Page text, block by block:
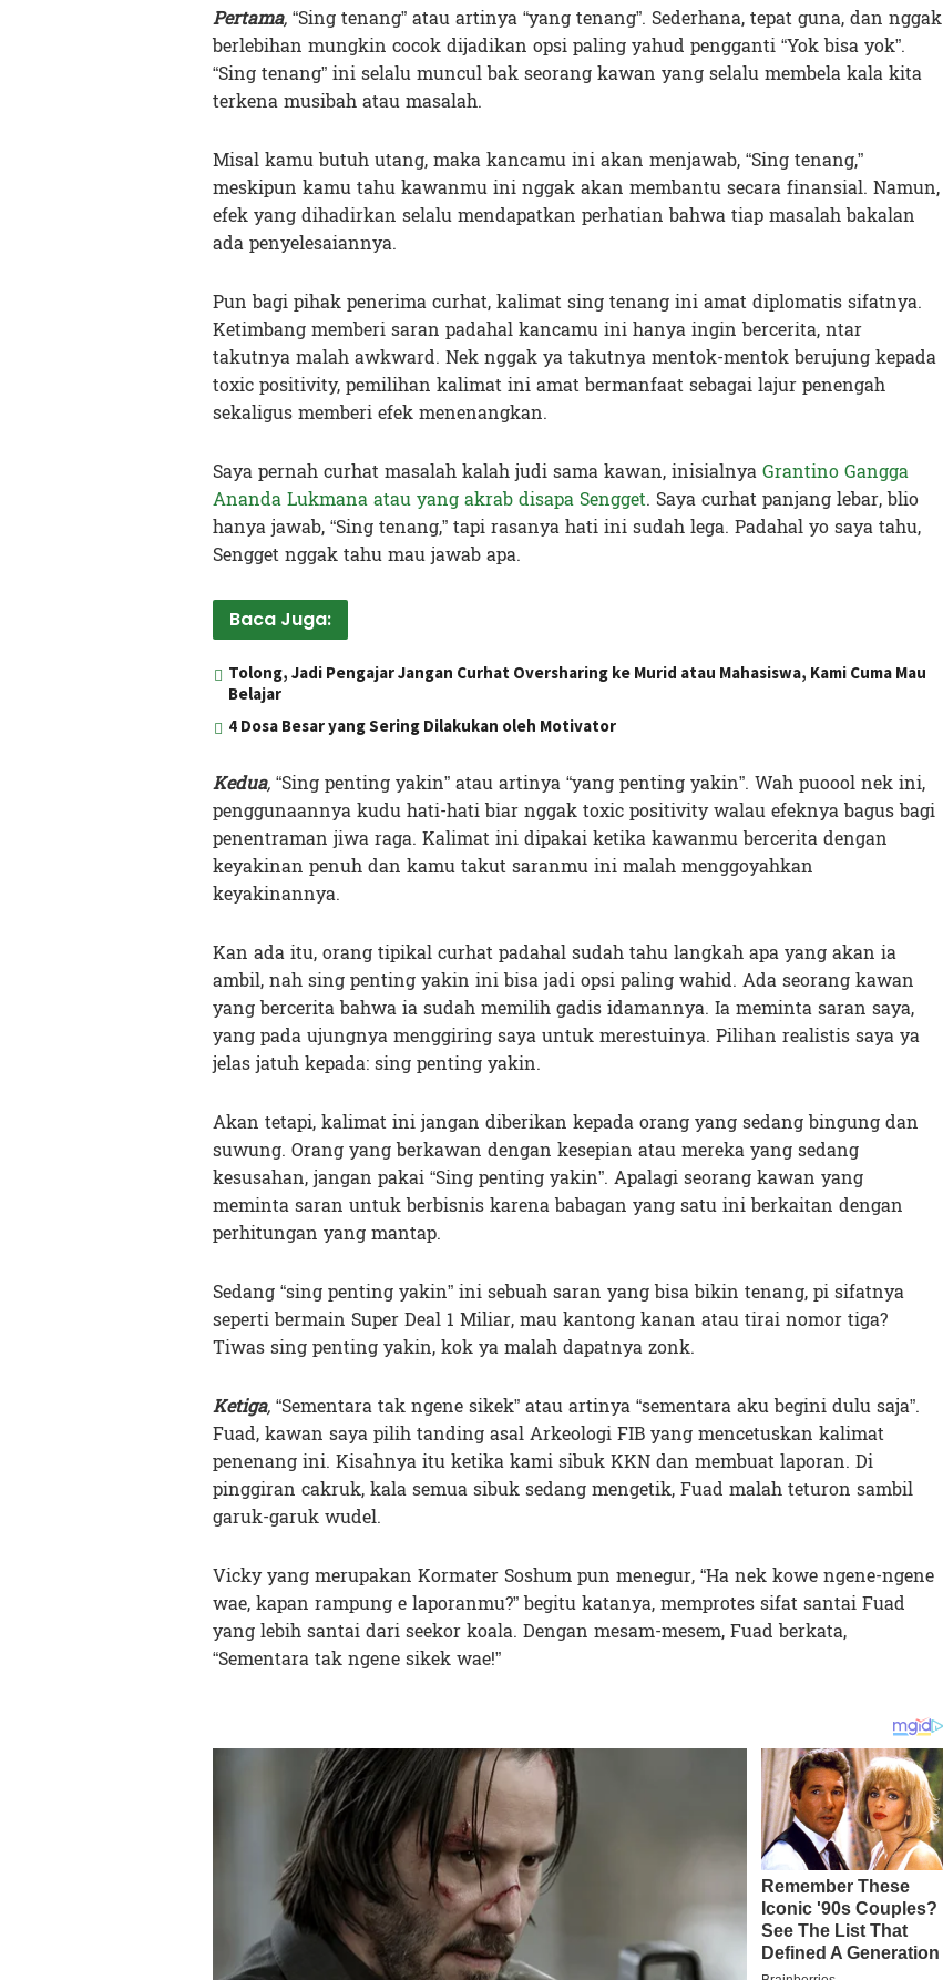
Pertama,“Sing tenang” atau artinya “yang tenang”. Sederhana, tepat guna, dan nggak
berlebihan mungkin cocok dijadikan opsi paling yahud pengganti “Yok bisa yok”.
“Sing tenang” ini selalu muncul bak seorang kawan yang selalu membela kala kita
terkena musibah atau masalah.
Misal kamu butuh utang, maka kancamu ini akan menjawab, “Sing tenang,”
meskipun kamu tahu kawanmu ini nggak akan membantu secara finansial. Namun,
efek yang dihadirkan selalu mendapatkan perhatian bahwa tiap masalah bakalan
ada penyelesaiannya.
Pun bagi pihak penerima curhat, kalimat sing tenang ini amat diplomatis sifatnya.
Ketimbang memberi saran padahal kancamu ini hanya ingin bercerita, ntar
takutnya malah awkward. Nek nggak ya takutnya mentok-mentok berujung kepada
toxic positivity, pemilihan kalimat ini amat bermanfaat sebagai lajur penengah
sekaligus memberi efek menenangkan.
Saya pernah curhat masalah kalah judi sama kawan, inisialnyaGrantino Gangga
Ananda Lukmana atau yang akrab disapa Sengget. Saya curhat panjang lebar, blio
hanya jawab, “Sing tenang,” tapi rasanya hati ini sudah lega. Padahal yo saya tahu,
Sengget nggak tahu mau jawab apa.
Baca Juga:
Tolong, Jadi Pengajar Jangan Curhat Oversharing ke Murid atau Mahasiswa, Kami Cuma Mau
Belajar
4 Dosa Besar yang Sering Dilakukan oleh Motivator
Kedua,“Sing penting yakin” atau artinya “yang penting yakin”. Wah puoool nek ini,
penggunaannya kudu hati-hati biar nggak toxic positivity walau efeknya bagus bagi
penentraman jiwa raga. Kalimat ini dipakai ketika kawanmu bercerita dengan
keyakinan penuh dan kamu takut saranmu ini malah menggoyahkan
keyakinannya.
Kan ada itu, orang tipikal curhat padahal sudah tahu langkah apa yang akan ia
ambil, nah sing penting yakin ini bisa jadi opsi paling wahid. Ada seorang kawan
yang bercerita bahwa ia sudah memilih gadis idamannya. Ia meminta saran saya,
yang pada ujungnya menggiring saya untuk merestuinya. Pilihan realistis saya ya
jelas jatuh kepada: sing penting yakin.
Akan tetapi, kalimat ini jangan diberikan kepada orang yang sedang bingung dan
suwung. Orang yang berkawan dengan kesepian atau mereka yang sedang
kesusahan, jangan pakai “Sing penting yakin”. Apalagi seorang kawan yang
meminta saran untuk berbisnis karena babagan yang satu ini berkaitan dengan
perhitungan yang mantap.
Sedang “sing penting yakin” ini sebuah saran yang bisa bikin tenang, pi sifatnya
seperti bermain Super Deal 1 Miliar, mau kantong kanan atau tirai nomor tiga?
Tiwas sing penting yakin, kok ya malah dapatnya zonk.
Ketiga,“Sementara tak ngene sikek” atau artinya “sementara aku begini dulu saja”.
Fuad, kawan saya pilih tanding asal Arkeologi FIB yang mencetuskan kalimat
penenang ini. Kisahnya itu ketika kami sibuk KKN dan membuat laporan. Di
pinggiran cakruk, kala semua sibuk sedang mengetik, Fuad malah teturon sambil
garuk-garuk wudel.
Vicky yang merupakan Kormater Soshum pun menegur, “Ha nek kowe ngene-ngene
wae, kapan rampung e laporanmu?” begitu katanya, memprotes sifat santai Fuad
yang lebih santai dari seekor koala. Dengan mesam-mesem, Fuad berkata,
“Sementara tak ngene sikek wae!”